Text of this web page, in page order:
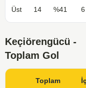
Üst 14 %41 6
Keçiörengücü -
Toplam Gol
Toplam